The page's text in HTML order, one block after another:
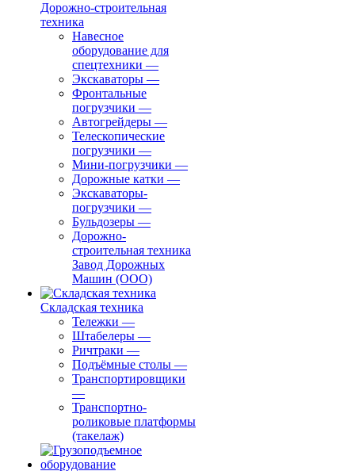
Дорожно-строительная
техника
Навесное
оборудование для
спецтехники —
Экскаваторы —
Фронтальные
погрузчики —
Автогрейдеры —
Телескопические
погрузчики —
Мини-погрузчики —
Дорожные катки —
Экскаваторы-
погрузчики —
Бульдозеры —
Дорожно-
строительная техника
Завод Дорожных
Машин (ООО)
Складская техника
Тележки —
Штабелеры —
Ричтраки —
Подъёмные столы —
Транспортировщики
—
Транспортно-
роликовые платформы
(такелаж)